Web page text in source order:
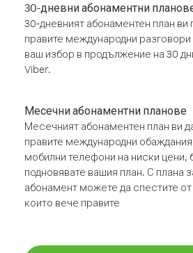
30-дневни абонаментни
30-дневният абонаментен план ви
правите международни
ваш избор в продължение на 30
Viber.
Месечни абонаментни планове
Месечният абонаментен план ви
правите международни
мобилни телефони на ниски цени,
подновявате вашия план. С плана
абонамент можете да спестите
които вече правите